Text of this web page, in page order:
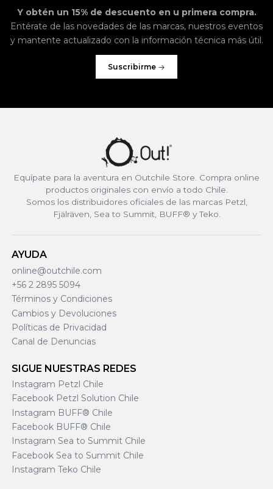
Y obtén un 15% de descuento en u primera compra.
Entérate de las novedades de las marcas, nuestros eventos
y mantente actualizado con la información técnica más útil.
Suscribirme
Equípate para la aventura en Outchile Store. Compra online
productos originales con envío a todo Chile.
Somos los distribuidores oficiales de las marcas Petzl,
Fjälräven, Sea to Summit, BUFF® y Teko.
AYUDA
online@outchile.com
+56 2 2895 5094
Términos y Condiciones
Cambios y Devoluciones
Políticas de Privacidad
Canal de Denuncias
SIGUE NUESTRAS REDES
Instagram Petzl Chile
Facebook Petzl Solution Chile
Instagram BUFF® Chile
Facebook BUFF® Chile
Instagram Sea to Summit Chile
Facebook Sea to Summit Chile
Instagram Teko Chile